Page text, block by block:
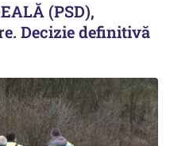
(PSD),
Decizie definitivă